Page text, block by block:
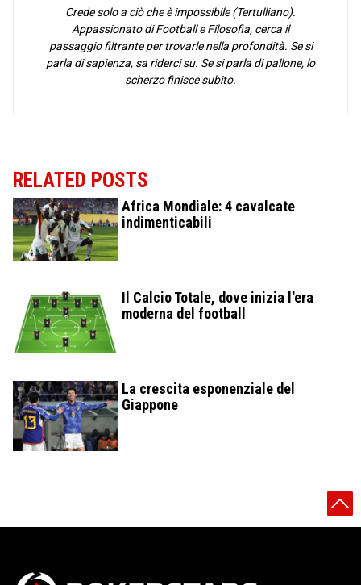
Crede solo a ciò che è impossibile (Tertulliano).
Appassionato di Football e Filosofia, cerca il
passaggio filtrante per trovarle nella profondità. Se si
parla di sapienza, sa riderci su. Se si parla di pallone, lo
scherzo finisce subito.
RELATED POSTS
Africa Mondiale: 4 cavalcate
indimenticabili
Il Calcio Totale, dove inizia l'era
moderna del football
La crescita esponenziale del
Giappone